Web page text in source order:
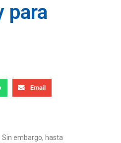
para
Email
embargo, hasta